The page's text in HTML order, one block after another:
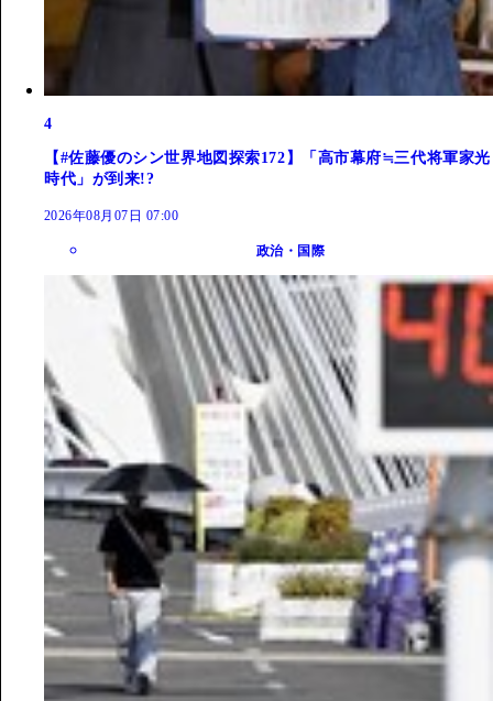
4
【#佐藤優のシン世界地図探索172】「高市幕府≒三代将軍家光
時代」が到来!?
2026年08月07日 07:00
政治・国際